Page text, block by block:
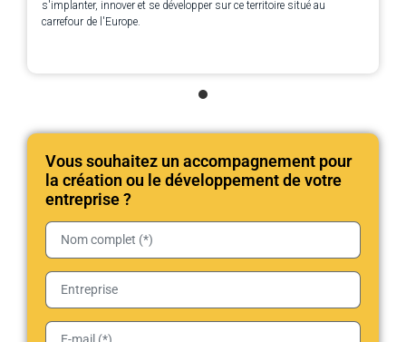
s'implanter, innover et se développer sur ce territoire situé au
carrefour de l'Europe.
Vous souhaitez un accompagnement pour
la création ou le développement de votre
entreprise ?